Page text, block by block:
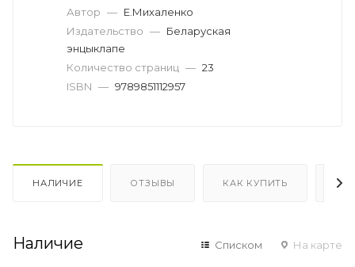
Автор — Е.Михаленко
Издательство — Беларуская
энцыклапе
Количество страниц — 23
ISBN — 9789851112957
НАЛИЧИЕ ОТЗЫВЫ КАК КУПИТЬ
Наличие Списком На карте